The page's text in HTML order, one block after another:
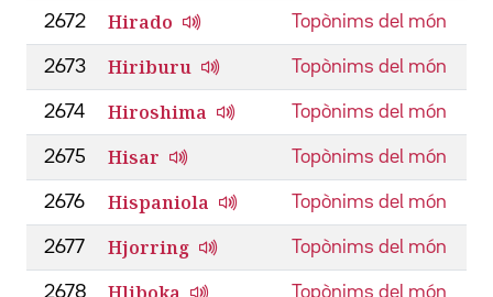
2672 Hirado Topònims del món
2673 Hiriburu Topònims del món
2674 Hiroshima Topònims del món
2675 Hisar Topònims del món
2676 Hispaniola Topònims del món
2677 Hjorring Topònims del món
2678 Topònims del món